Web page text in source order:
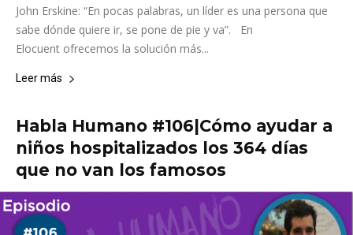
John Erskine: “En pocas palabras, un líder es una persona que
sabe dónde quiere ir, se pone de pie y va”. En
Elocuent ofrecemos la solución más...
Leer más
Habla Humano #106|Cómo ayudar a
niños hospitalizados los 364 días
que no van los famosos